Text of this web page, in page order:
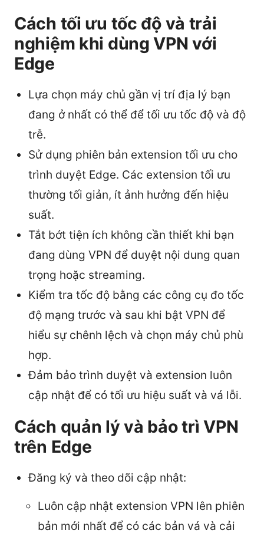
Cách tối ưu tốc độ và trải
nghiệm khi dùng VPN với
Edge
Lựa chọn máy chủ gần vị trí địa lý bạn
đang ở nhất có thể để tối ưu tốc độ và độ
trễ.
Sử dụng phiên bản extension tối ưu cho
trình duyệt Edge. Các extension tối ưu
thường tối giản, ít ảnh hưởng đến hiệu
suất.
Tắt bớt tiện ích không cần thiết khi bạn
đang dùng VPN để duyệt nội dung quan
trọng hoặc streaming.
Kiểm tra tốc độ bằng các công cụ đo tốc
độ mạng trước và sau khi bật VPN để
hiểu sự chênh lệch và chọn máy chủ phù
hợp.
Đảm bảo trình duyệt và extension luôn
cập nhật để có tối ưu hiệu suất và vá lỗi.
Cách quản lý và bảo trì VPN
trên Edge
Đăng ký và theo dõi cập nhật:
Luôn cập nhật extension VPN lên phiên
bản mới nhất để có các bản vá và cải